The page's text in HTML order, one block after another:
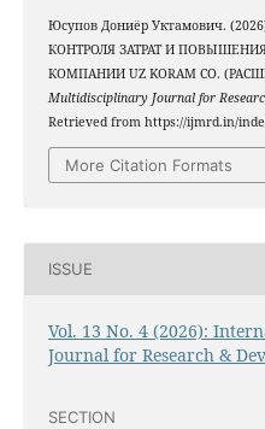
Юсупов Дониёр Уктамович.
КОНТРОЛЯ ЗАТРАТ И
КОМПАНИИ UZ KORAM CO.
Multidisciplinary Journal for
Retrieved from https://ijmrd.in/
More Citation Formats
ISSUE
Vol. 13 No. 4 (2026):
Journal for Research &
SECTION